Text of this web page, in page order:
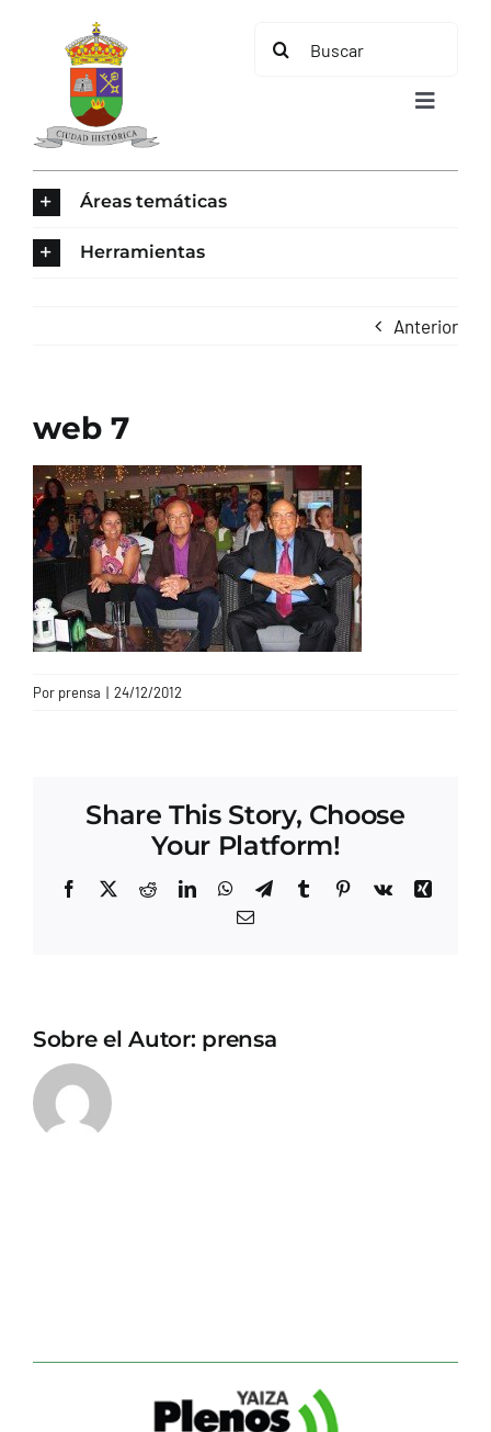
contenido
Buscar:
Toggle
CONTACTO
Áreas temáticas
Herramientas
Anterior
web 7
Por prensa | 24/12/2012
Share This Story, Choose
Your Platform!
Facebook
X RedditLinkedInWhatsApp
TelegramTumblrPinterest
Vk
Xing
Correo
Sobre el Autor: prensa